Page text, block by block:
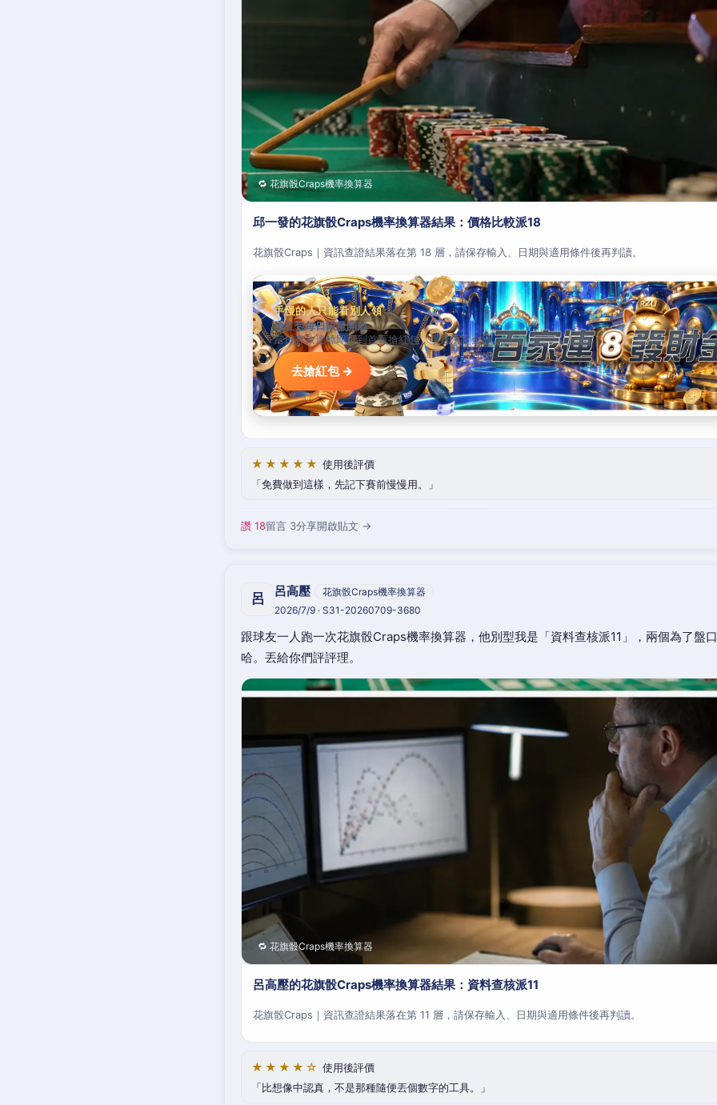
🔁 花旗骰Craps機率換算器
邱一發的花旗骰Craps機率換算器結果：價格比較派18
花旗骰Craps｜資訊查證結果落在第 18 層，請保存輸入、日期與適用條件後再判讀。
手慢的人只能看別人領
搶紅包每日限量開放
當日存款達標即可到首頁搶紅包，手速決定金額。
去搶紅包 →
★★★★★ 使用後評價
免費做到這樣，先記下賽前慢慢用。
讚 18留言 3分享開啟貼文 →
呂 呂高壓
花旗骰Craps機率換算器
2026/7/9 · S31-20260709-3680
跟球友一人跑一次花旗骰Craps機率換算器，他別型我是「資料查核派11」，兩個為了盤
哈。丟給你們評評理。
🔁 花旗骰Craps機率換算器
呂高壓的花旗骰Craps機率換算器結果：資料查核派11
花旗骰Craps｜資訊查證結果落在第 11 層，請保存輸入、日期與適用條件後再判讀。
★★★★☆ 使用後評價
比想像中認真，不是那種隨便丟個數字的工具。